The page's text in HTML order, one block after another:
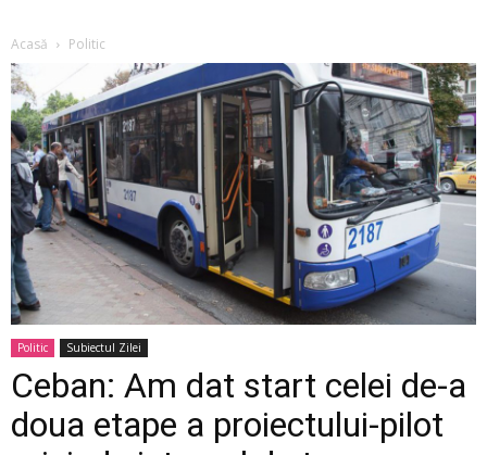
Acasă Politic
Politic Subiectul Zilei
Ceban: Am dat start celei de-a
doua etape a proiectului-pilot